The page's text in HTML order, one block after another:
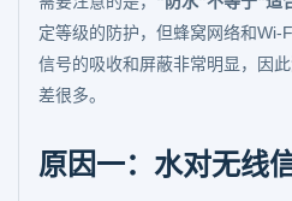
定等级的防护，但蜂窝网络和Wi-
信号的吸收和屏蔽非常明显，因
差很多。
原因一：水对无线